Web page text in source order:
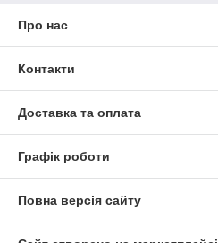
Про нас
Контакти
Доставка та оплата
Графік роботи
Повна версія сайту